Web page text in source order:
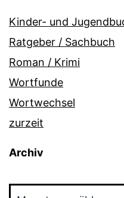
Kinder- und
Ratgeber / Sachbuch
Roman / Krimi
Wortfunde
Wortwechsel
zurzeit
Archiv